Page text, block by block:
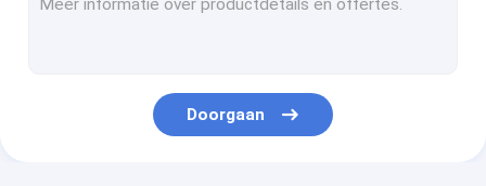
GPS-Drijverstoebehoren
Doorgaan